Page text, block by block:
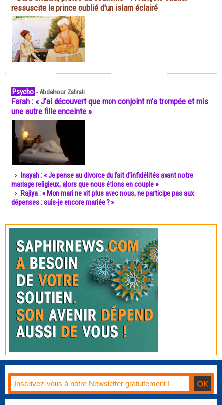
ressuscite le prince oublié d'un islam éclairé
Psycho -Abdelnour Zahrali
Farah : « J’ai découvert que mon conjoint m’a trompée et mis
une autre fille enceinte »
Inayah : « Je pense au divorce du fait d’infidélités avant notre
mariage religieux, alors que nous étions en couple »
Rajiya : « Mon mari ne vit plus avec nous, ne participe pas aux
dépenses : suis-je encore mariée ? »